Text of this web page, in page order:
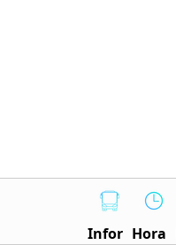
Infor Hora